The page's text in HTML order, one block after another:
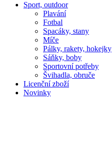
Sport, outdoor
Plavání
Fotbal
Spacáky, stany
Míče
Pálky, rakety, hokejky
Sáňky, boby
Sportovní potřeby
Švihadla, obruče
Licenční zboží
Novinky